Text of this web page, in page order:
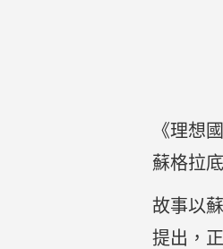
《理想
蘇格拉
故事以
提出，